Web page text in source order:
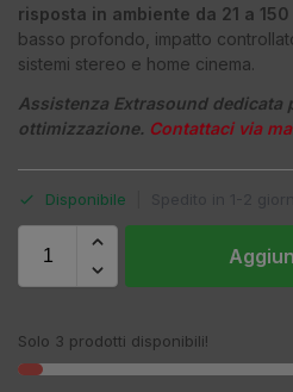
risposta in ambiente da 21 a 150
basso profondo, impatto
sistemi stereo e home cinema.
Assistenza Extrasound dedicata
ottimizzazione. Contattaci via
Disponibile
Solo 3 prodotti disponibili!